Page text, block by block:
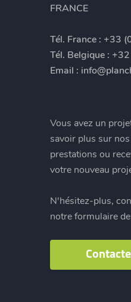
FRANCE
Tél. France : +33
Tél. Belgique :
Email :
Vous avez un
savoir plus sur
prestations ou
votre nouveau
N'hésitez-plus,
notre formulaire